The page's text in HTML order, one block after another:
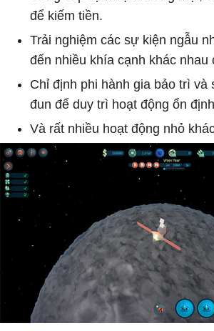
để kiếm tiền.
Trải nghiệm các sự kiện ngẫu
đến nhiều khía cạnh khác nhau
Chỉ định phi hành gia bảo trì và
đun để duy trì hoạt động ổn
Và rất nhiều hoạt động nhỏ